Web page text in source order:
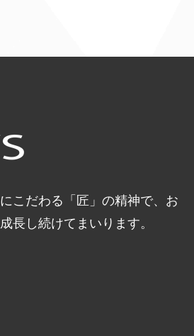
こだわる「匠」の精神で、お
長し続けてまいります。